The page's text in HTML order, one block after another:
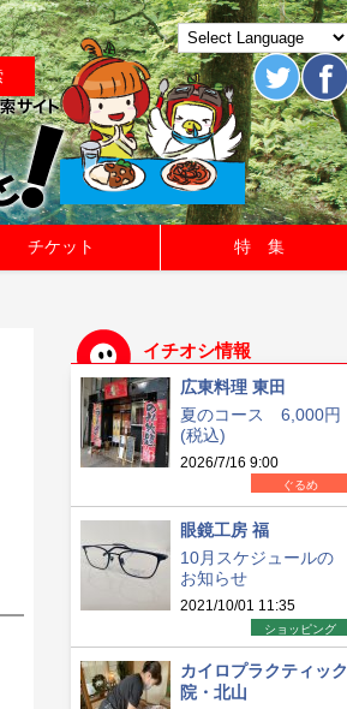
チケット 特 集
イチオシ情報
広東料理 東田
夏のコース 6,000円
(税込)
2026/7/16 9:00
ぐるめ
眼鏡工房 福
10月スケジュールの
お知らせ
2021/10/01 11:35
ショッピング
カイロプラクティック
院・北山